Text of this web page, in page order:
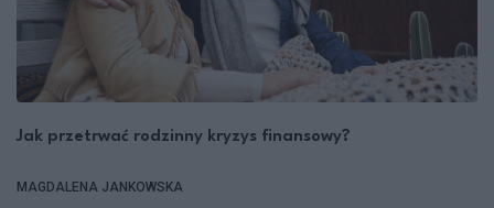
Jak przetrwać rodzinny kryzys finansowy?
MAGDALENA JANKOWSKA